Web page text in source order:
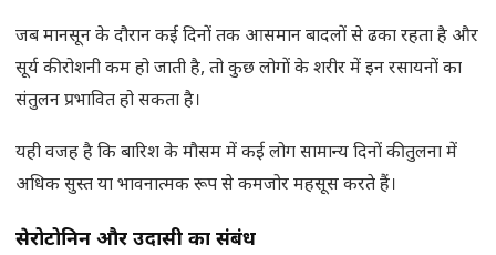
जब मानसून के दौरान कई दिनों तक आसमान बादलों से ढका रहता है और
सूर्य की रोशनी कम हो जाती है, तो कुछ लोगों के शरीर में इन रसायनों का
संतुलन प्रभावित हो सकता है।
यही वजह है कि बारिश के मौसम में कई लोग सामान्य दिनों की तुलना में
अधिक सुस्त या भावनात्मक रूप से कमजोर महसूस करते हैं।
सेरोटोनिन और उदासी का संबंध